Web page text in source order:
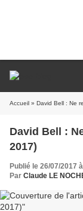
Accueil » David Bell : Ne
David Bell :
2017)
Publié le 26/07/2017
Par Claude LE